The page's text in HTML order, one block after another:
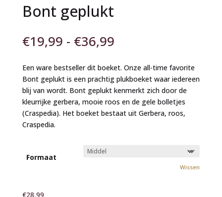
Bont geplukt
€19,99 - €36,99Prijsklasse:
tot
€36,99
Een ware bestseller dit boeket. Onze all-time favorite
Bont geplukt is een prachtig plukboeket waar iedereen
blij van wordt. Bont geplukt kenmerkt zich door de
kleurrijke gerbera, mooie roos en de gele bolletjes
(Craspedia). Het boeket bestaat uit Gerbera, roos,
Craspedia.
Formaat
Wissen
€28,99